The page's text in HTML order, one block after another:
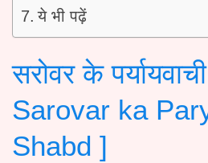
ये भी पढ़ें
सरोवर के
Sarovar ka
Shabd ]